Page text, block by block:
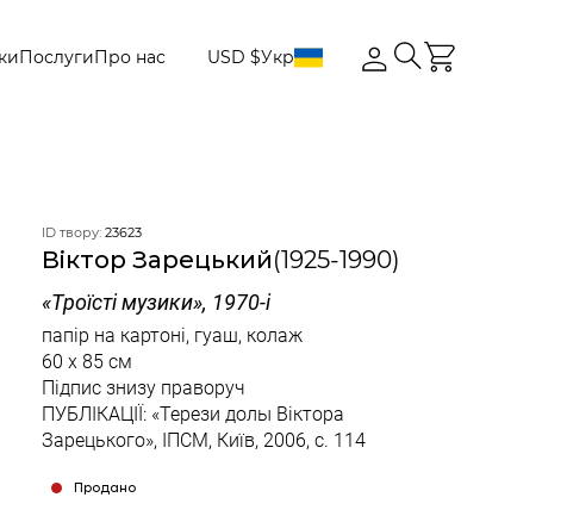
ПослугиПро нас USD $Укр
ID твору: 23623
Вiктор Зарецький(1925-1990)
«Троїсті музики», 1970-і
папір на картоні, гуаш, колаж
60 x 85 см
Підпис знизу праворуч
ПУБЛІКАЦІЇ: «Терези долы Віктора
Зарецького», ІПСМ, Київ, 2006, с. 114
Продано